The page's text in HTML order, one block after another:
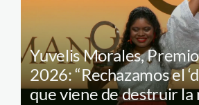
Yuvelis Morales,
2026: “Rechazamos el
que viene de destruir la